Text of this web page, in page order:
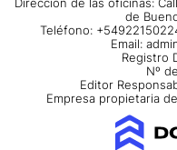
de
Teléfono:
Email:
Registro
Nº
Editor
Empresa propietaria